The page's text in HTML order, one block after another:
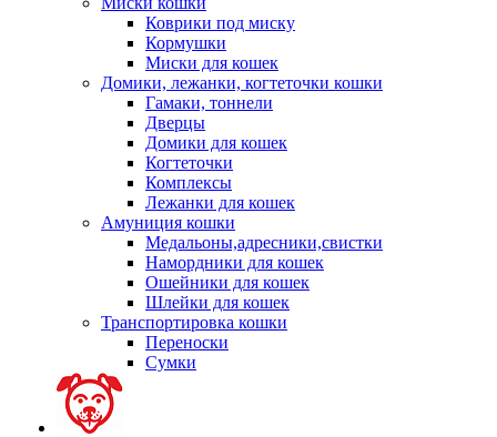
Коврики под миску
Кормушки
Миски для кошек
Домики, лежанки, когтеточки кошки
Гамаки, тоннели
Дверцы
Домики для кошек
Когтеточки
Комплексы
Лежанки для кошек
Амуниция кошки
Медальоны,адресники,свистки
Намордники для кошек
Ошейники для кошек
Шлейки для кошек
Транспортировка кошки
Переноски
Сумки